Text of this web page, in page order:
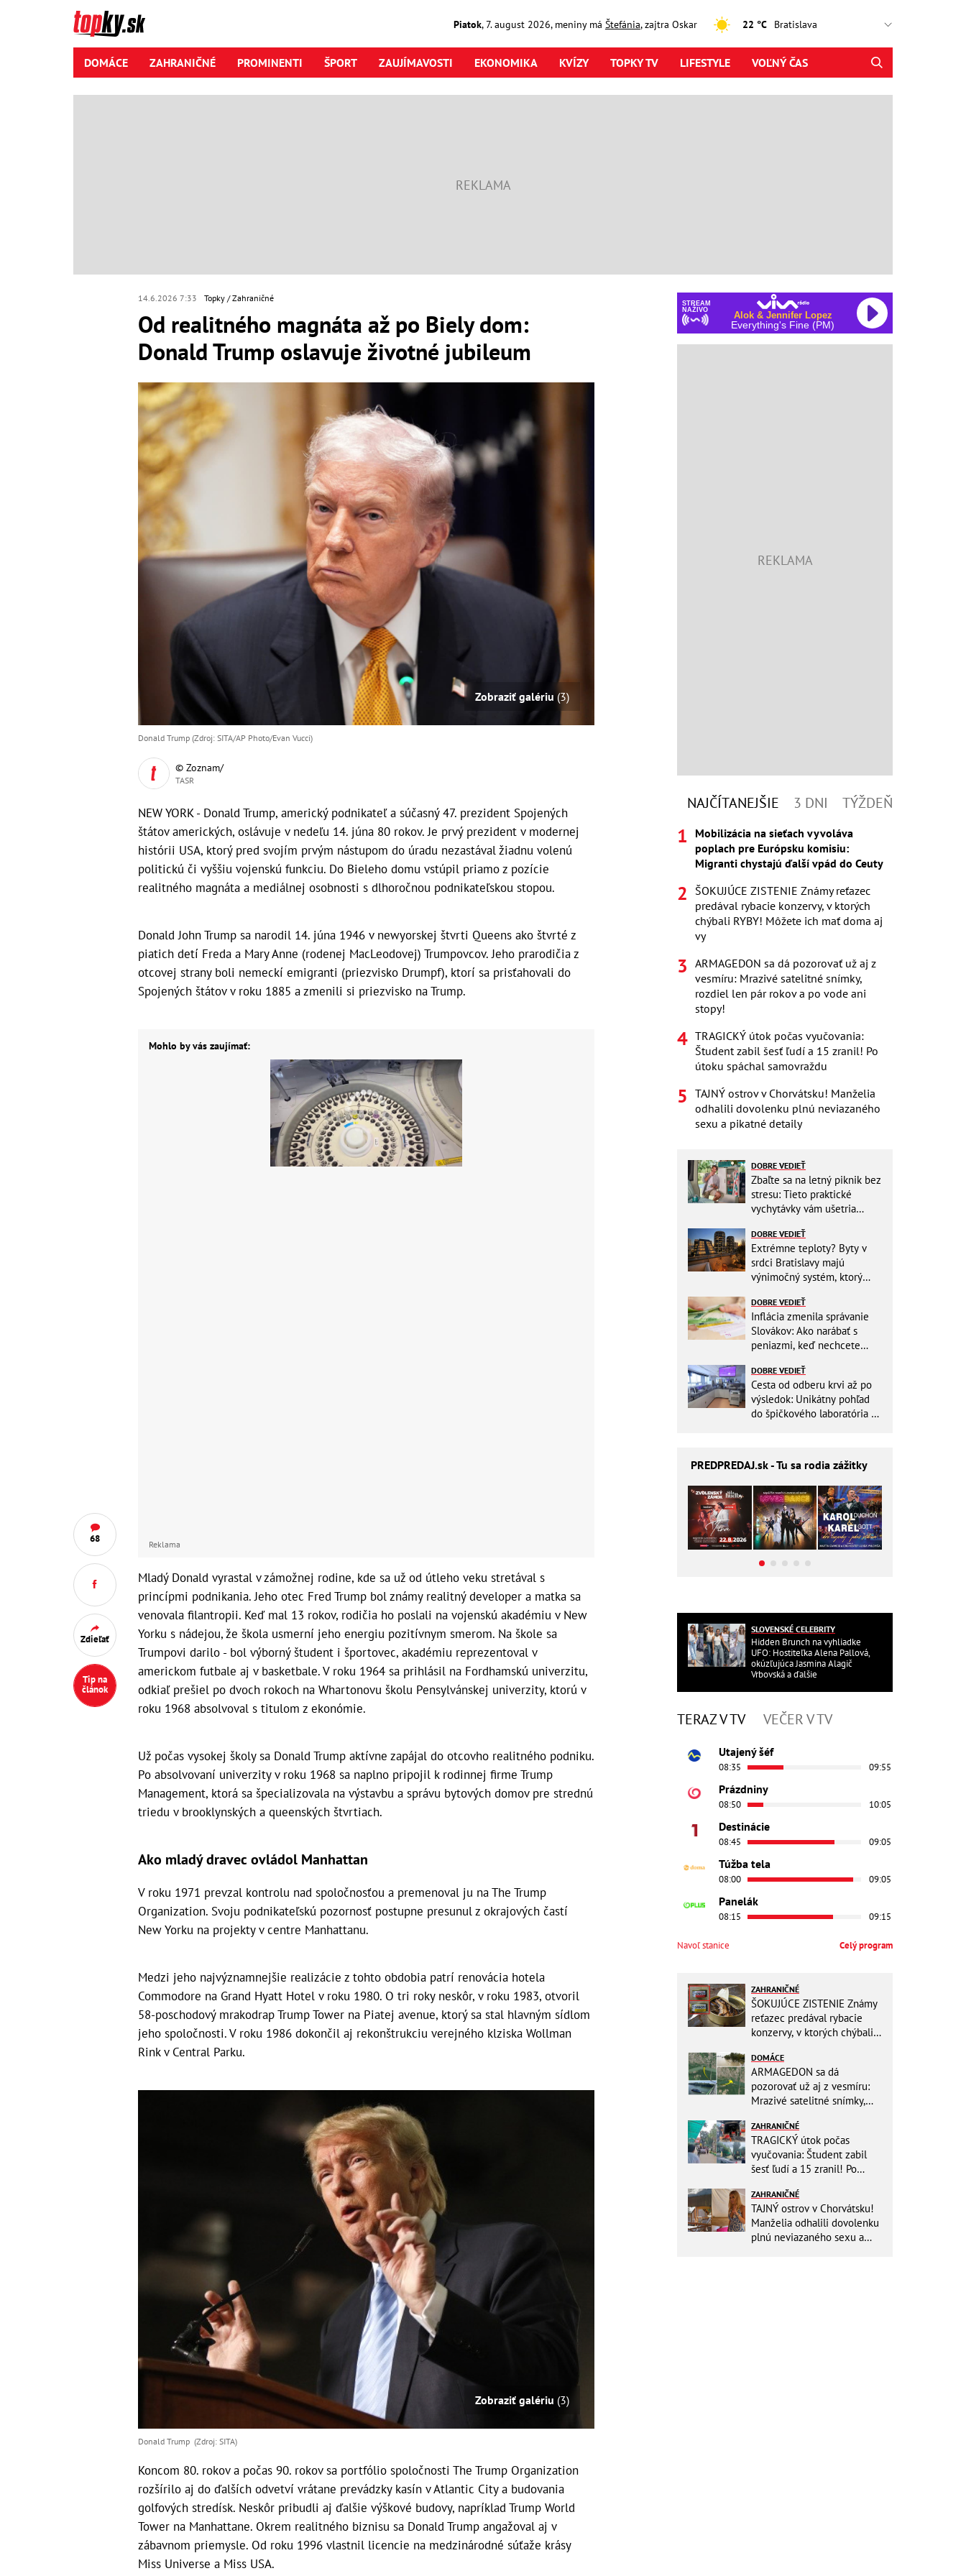
Piatok,7. august2026, meniny má Štefánia, zajtra Oskar 22 °C
DOMÁCE ZAHRANIČNÉ PROMINENTI ŠPORT ZAUJÍMAVOSTI EKONOMIKA KVÍZY TOPKY TV LIFESTYLE VOĽNÝ ČAS
14.6.2026 7:33 Topky Zahraničné
Od realitného magnáta až po Biely dom:
Donald Trump oslavuje životné jubileum
68
Zdieľať
Tip na
článok
Zobraziť galériu (3)
Donald Trump (Zdroj: SITA/AP Photo/Evan Vucci)
© Zoznam/
TASR
NEW YORK - Donald Trump, americký podnikateľ a súčasný 47. prezident Spojených
štátov amerických, oslávuje v nedeľu 14. júna 80 rokov. Je prvý prezident v modernej
histórii USA, ktorý pred svojím prvým nástupom do úradu nezastával žiadnu volenú
politickú či vyššiu vojenskú funkciu. Do Bieleho domu vstúpil priamo z pozície
realitného magnáta a mediálnej osobnosti s dlhoročnou podnikateľskou stopou.
Donald John Trump sa narodil 14. júna 1946 v newyorskej štvrti Queens ako štvrté z
piatich detí Freda a Mary Anne (rodenej MacLeodovej) Trumpovcov. Jeho prarodičia z
otcovej strany boli nemeckí emigranti (priezvisko Drumpf), ktorí sa prisťahovali do
Spojených štátov v roku 1885 a zmenili si priezvisko na Trump.
Mohlo by vás zaujímať:
Reklama
Mladý Donald vyrastal v zámožnej rodine, kde sa už od útleho veku stretával s
princípmi podnikania. Jeho otec Fred Trump bol známy realitný developer a matka sa
venovala filantropii. Keď mal 13 rokov, rodičia ho poslali na vojenskú akadémiu v New
Yorku s nádejou, že škola usmerní jeho energiu pozitívnym smerom. Na škole sa
Trumpovi darilo - bol výborný študent i športovec, akadémiu reprezentoval v
americkom futbale aj v basketbale. V roku 1964 sa prihlásil na Fordhamskú univerzitu,
odkiaľ prešiel po dvoch rokoch na Whartonovu školu Pensylvánskej univerzity, ktorú v
roku 1968 absolvoval s titulom z ekonómie.
Už počas vysokej školy sa Donald Trump aktívne zapájal do otcovho realitného podniku.
Po absolvovaní univerzity v roku 1968 sa naplno pripojil k rodinnej firme Trump
Management, ktorá sa špecializovala na výstavbu a správu bytových domov pre strednú
triedu v brooklynských a queenských štvrtiach.
Ako mladý dravec ovládol Manhattan
V roku 1971 prevzal kontrolu nad spoločnosťou a premenoval ju na The Trump
Organization. Svoju podnikateľskú pozornosť postupne presunul z okrajových častí
New Yorku na projekty v centre Manhattanu.
Medzi jeho najvýznamnejšie realizácie z tohto obdobia patrí renovácia hotela
Commodore na Grand Hyatt Hotel v roku 1980. O tri roky neskôr, v roku 1983, otvoril
58-poschodový mrakodrap Trump Tower na Piatej avenue, ktorý sa stal hlavným sídlom
jeho spoločnosti. V roku 1986 dokončil aj rekonštrukciu verejného klziska Wollman
Rink v Central Parku.
Zobraziť galériu (3)
Donald Trump (Zdroj: SITA)
Koncom 80. rokov a počas 90. rokov sa portfólio spoločnosti The Trump Organization
rozšírilo aj do ďalších odvetví vrátane prevádzky kasín v Atlantic City a budovania
golfových stredísk. Neskôr pribudli aj ďalšie výškové budovy, napríklad Trump World
Tower na Manhattane. Okrem realitného biznisu sa Donald Trump angažoval aj v
zábavnom priemysle. Od roku 1996 vlastnil licencie na medzinárodné súťaže krásy
Miss Universe a Miss USA.
STREAM
NAŽIVO
Alok & Jennifer Lopez
Everything's Fine (PM)
NAJČÍTANEJŠIE 3 DNI TÝŽDEŇ
Mobilizácia na sieťach vyvoláva
poplach pre Európsku komisiu:
Migranti chystajú ďalší vpád do Ceuty
ŠOKUJÚCE ZISTENIE Známy reťazec
predával rybacie konzervy, v ktorých
chýbali RYBY! Môžete ich mať doma aj
vy
ARMAGEDON sa dá pozorovať už aj z
vesmíru: Mrazivé satelitné snímky,
rozdiel len pár rokov a po vode ani
stopy!
TRAGICKÝ útok počas vyučovania:
Študent zabil šesť ľudí a 15 zranil! Po
útoku spáchal samovraždu
TAJNÝ ostrov v Chorvátsku! Manželia
odhalili dovolenku plnú neviazaného
sexu a pikatné detaily
DOBRE VEDIEŤ
Zbaľte sa na letný piknik bez
stresu: Tieto praktické
vychytávky vám ušetria
DOBRE VEDIEŤ
Extrémne teploty? Byty v
srdci Bratislavy majú
výnimočný systém, ktorý
DOBRE VEDIEŤ
Inflácia zmenila správanie
Slovákov: Ako narábať s
peniazmi, keď nechcete
DOBRE VEDIEŤ
Cesta od odberu krvi až po
výsledok: Unikátny pohľad
do špičkového laboratória na
PREDPREDAJ.sk - Tu sa rodia zážitky
SLOVENSKÉ CELEBRITY
Hidden Brunch na vyhliadke
UFO: Hostiteľka Alena Pallová,
okúzľujúca Jasmina Alagič
Vrbovská a ďalšie
TERAZ V TV VEČER V TV
Utajený šéf
08:35 09:55
Prázdniny
08:50 10:05
Destinácie
08:45 09:05
Túžba tela
08:00 09:05
Panelák
08:15 09:15
Navoľ stanice Celý program
ZAHRANIČNÉ
ŠOKUJÚCE ZISTENIE Známy
reťazec predával rybacie
konzervy, v ktorých chýbali
aj vy
DOMÁCE
ARMAGEDON sa dá
pozorovať už aj z vesmíru:
Mrazivé satelitné snímky,
vode ani stopy!
ZAHRANIČNÉ
TRAGICKÝ útok počas
vyučovania: Študent zabil
šesť ľudí a 15 zranil! Po
ZAHRANIČNÉ
TAJNÝ ostrov v Chorvátsku!
Manželia odhalili dovolenku
plnú neviazaného sexu a